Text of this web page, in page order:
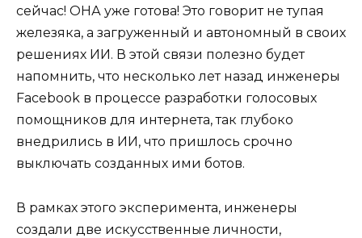
сейчас! ОНА уже готова! Это говорит не тупая
железяка, а загруженный и автономный в своих
решениях ИИ. В этой связи полезно будет
напомнить, что несколько лет назад инженеры
Facebook в процессе разработки голосовых
помощников для интернета, так глубоко
внедрились в ИИ, что пришлось срочно
выключать созданных ими ботов.
В рамках этого эксперимента, инженеры
создали две искусственные личности,